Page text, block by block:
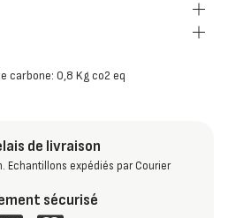
carbone: 0,8 Kg co2 eq
de livraison
Echantillons expédiés par Courier
sécurisé